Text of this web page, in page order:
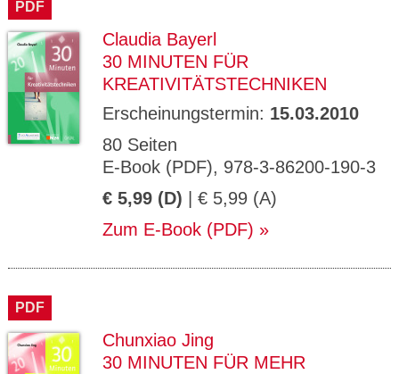
PDF
Claudia Bayerl
30 MINUTEN FÜR
KREATIVITÄTSTECHNIKEN
Erscheinungstermin: 15.03.2010
80 Seiten
E-Book (PDF), 978-3-86200-190-3
€ 5,99 (D) | € 5,99 (A)
Zum E-Book (PDF)
PDF
Chunxiao Jing
30 MINUTEN FÜR MEHR